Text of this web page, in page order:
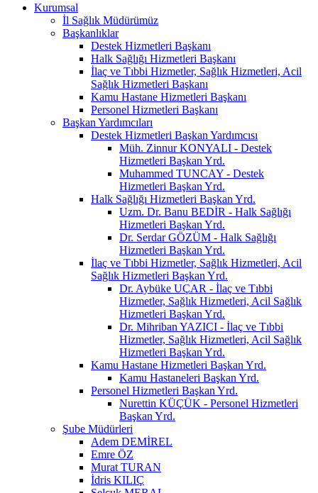
Kurumsal
İl Sağlık Müdürümüz
Başkanlıklar
Destek Hizmetleri Başkanı
Halk Sağlığı Hizmetleri Başkanı
İlaç ve Tıbbi Hizmetler, Sağlık Hizmetleri, Acil
Sağlık Hizmetleri Başkanı
Kamu Hastane Hizmetleri Başkanı
Personel Hizmetleri Başkanı
Başkan Yardımcıları
Destek Hizmetleri Başkan Yardımcısı
Müh. Zinnur KONYALI - Destek
Hizmetleri Başkan Yrd.
Muhammed TUNCAY - Destek
Hizmetleri Başkan Yrd.
Halk Sağlığı Hizmetleri Başkan Yrd.
Uzm. Dr. Banu BEDİR - Halk Sağlığı
Hizmetleri Başkan Yrd.
Dr. Serdar GÖZÜM - Halk Sağlığı
Hizmetleri Başkan Yrd.
İlaç ve Tıbbi Hizmetler, Sağlık Hizmetleri, Acil
Sağlık Hizmetleri Başkan Yrd.
Dr. Aybüke UÇAR - İlaç ve Tıbbi
Hizmetler, Sağlık Hizmetleri, Acil Sağlık
Hizmetleri Başkan Yrd.
Dr. Mihriban YAZICI - İlaç ve Tıbbi
Hizmetler, Sağlık Hizmetleri, Acil Sağlık
Hizmetleri Başkan Yrd.
Kamu Hastane Hizmetleri Başkan Yrd.
Kamu Hastaneleri Başkan Yrd.
Personel Hizmetleri Başkan Yrd.
Nurettin KÜÇÜK - Personel Hizmetleri
Başkan Yrd.
Şube Müdürleri
Adem DEMİREL
Emre ÖZ
Murat TURAN
İdris KILIÇ